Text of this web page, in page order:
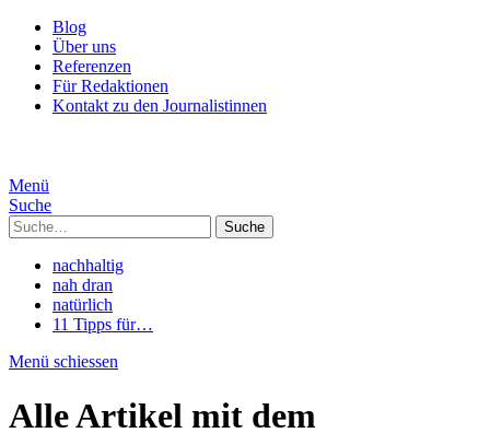
Blog
Über uns
Referenzen
Für Redaktionen
Kontakt zu den Journalistinnen
Menü
Suche
Suche
nachhaltig
nah dran
natürlich
11 Tipps für…
Menü schiessen
Alle Artikel mit dem